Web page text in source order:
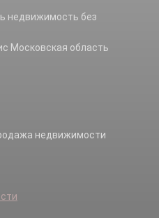
недвижимость без
Московская область